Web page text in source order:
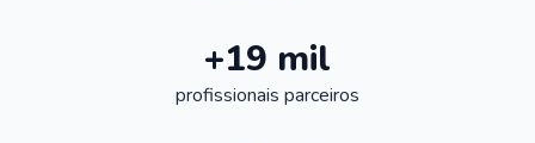
+19 mil
profissionais parceiros